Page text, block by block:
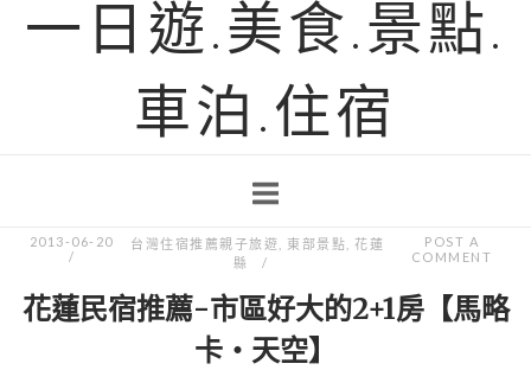
一日遊.美食.景點.
車泊.住宿
2013-06-20 台灣住宿推薦親子旅遊 東部景點
花蓮
縣
POST A
COMMENT
花蓮民宿推薦-市區好大的2+1房【馬略
卡‧天空】